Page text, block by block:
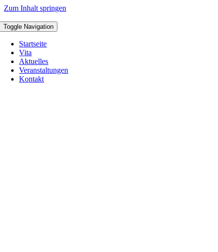
Zum Inhalt springen
Toggle Navigation
Startseite
Vita
Aktuelles
Veranstaltungen
Kontakt